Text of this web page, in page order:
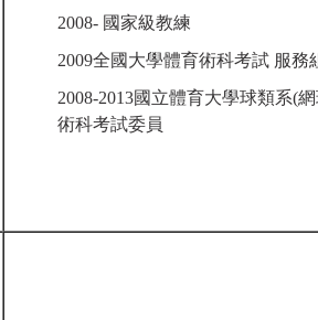
2008- 國家級教練
2009全國大學體育術科考試 服務
2008-2013國立體育大學球類系(
術科考試委員